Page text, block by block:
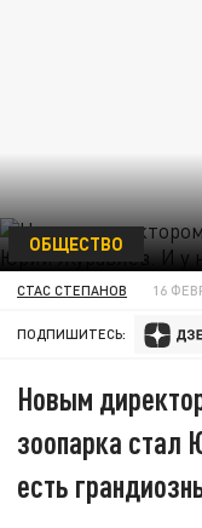
ОБЩЕСТВО
СТАС СТЕПАНОВ 16
ПОДПИШИТЕСЬ:
Новым
зоопарка стал
есть